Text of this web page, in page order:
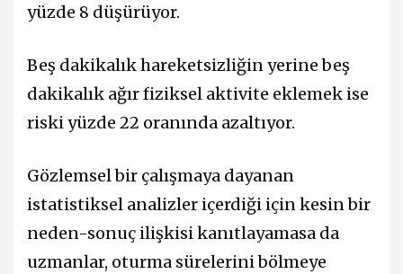
yüzde 8 düşürüyor.
Beş dakikalık hareketsizliğin yerine beş
dakikalık ağır fiziksel aktivite eklemek ise
riski yüzde 22 oranında azaltıyor.
Gözlemsel bir çalışmaya dayanan
istatistiksel analizler içerdiği için kesin bir
neden-sonuç ilişkisi kanıtlayamasa da
uzmanlar, oturma sürelerini bölmeye